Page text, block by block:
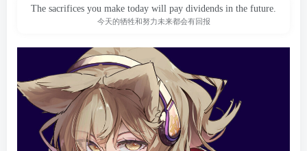
The sacrifices you make today will pay dividends in the future.
今天的牺牲和努力未来都会有回报